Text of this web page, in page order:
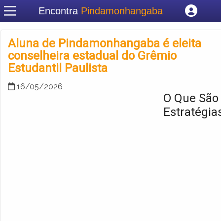
Encontra Pindamonhangaba
Fazer login
Criar conta
Aluna de Pindamonhangaba é eleita
conselheira estadual do Grêmio
Estudantil Paulista
16/05/2026
O Que São